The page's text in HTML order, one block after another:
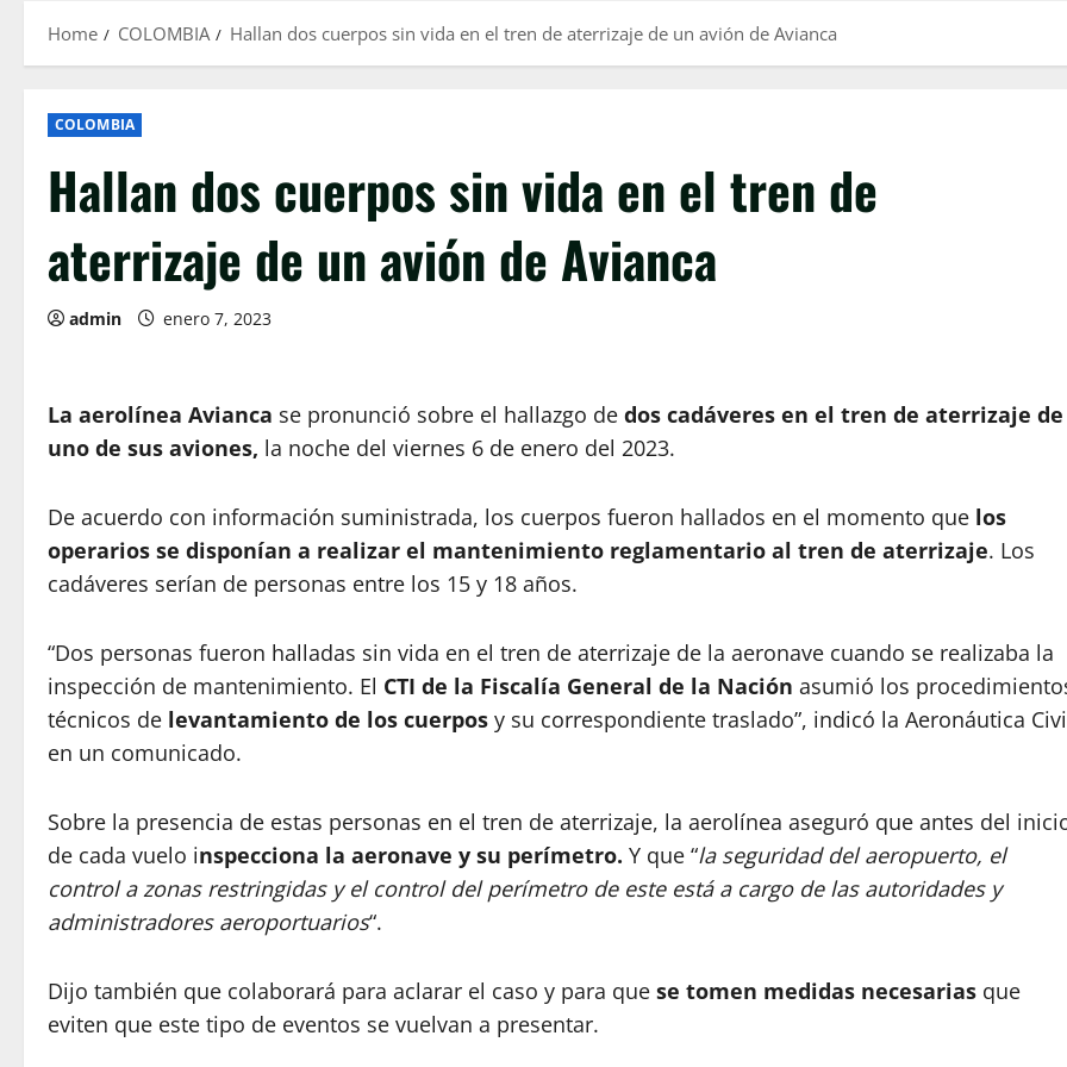
Home COLOMBIA Hallan dos cuerpos sin vida en el tren de aterrizaje de un avión de Avianca
COLOMBIA
Hallan dos cuerpos sin vida en el tren de
aterrizaje de un avión de Avianca
admin enero 7, 2023
La aerolínea Avianca se pronunció sobre el hallazgo de dos cadáveres en el tren de aterrizaje de
uno de sus aviones, la noche del viernes 6 de enero del 2023.
De acuerdo con información suministrada, los cuerpos fueron hallados en el momento que los
operarios se disponían a realizar el mantenimiento reglamentario al tren de aterrizaje. Los
cadáveres serían de personas entre los 15 y 18 años.
“Dos personas fueron halladas sin vida en el tren de aterrizaje de la aeronave cuando se realizaba la
inspección de mantenimiento. El CTI de la Fiscalía General de la Nación asumió los
técnicos de levantamiento de los cuerpos y su correspondiente traslado”, indicó la Aeronáutica
en un comunicado.
Sobre la presencia de estas personas en el tren de aterrizaje, la aerolínea aseguró que antes del
de cada vuelo inspecciona la aeronave y su perímetro. Y que “la seguridad del aeropuerto, el
control a zonas restringidas y el control del perímetro de este está a cargo de las autoridades y
administradores aeroportuarios“.
Dijo también que colaborará para aclarar el caso y para que se tomen medidas necesarias que
eviten que este tipo de eventos se vuelvan a presentar.